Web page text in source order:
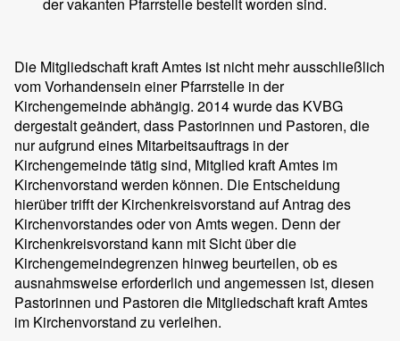
Die Mitgliedschaft kraft Amtes ist nicht mehr ausschließlich
vom Vorhandensein einer Pfarrstelle in der
Kirchengemeinde abhängig. 2014 wurde das KVBG
dergestalt geändert, dass Pastorinnen und Pastoren, die
nur aufgrund eines Mitarbeitsauftrags in der
Kirchengemeinde tätig sind, Mitglied kraft Amtes im
Kirchenvorstand werden können. Die Entscheidung
hierüber trifft der Kirchenkreisvorstand auf Antrag des
Kirchenvorstandes oder von Amts wegen. Denn der
Kirchenkreisvorstand kann mit Sicht über die
Kirchengemeindegrenzen hinweg beurteilen, ob es
ausnahmsweise erforderlich und angemessen ist, diesen
Pastorinnen und Pastoren die Mitgliedschaft kraft Amtes
im Kirchenvorstand zu verleihen.